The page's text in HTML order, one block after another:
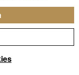
– von Manilot